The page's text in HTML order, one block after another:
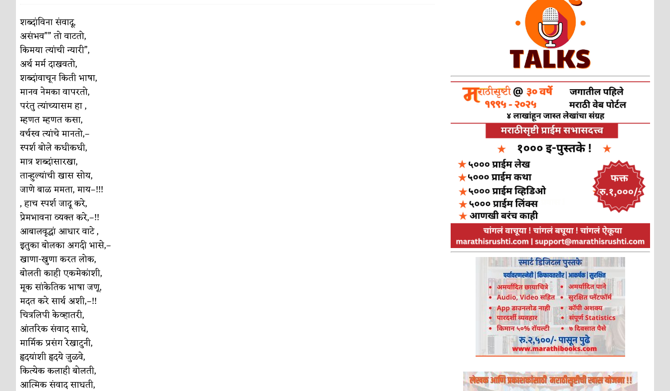
शपथ
पुस्तके बदलायची आहेत तुम्हाला!
किती घोषणांचा पाऊस होता
कसं हुईन तं हू माय…
चमकदार चांदी
डेंग्यू: ताप उतरला म्हणजे धोका टळला असे नाही!
४ जुलै – इतिहासात घडलेल्या महत्त्वाच्या घटना
सुवर्ण – झळाळी
‘अर्थ’पूर्ण हास्य
अष्टपैलू : खंडू रांगणेकर
अपूर्ण कथा
बुडीच खटलं – संयुक्त कुटुंब का गरजेचं?
शब्दांविना संवादू,
असंभव”” तो वाटतो,
किमया त्यांची न्यारी”,
अर्थ मर्म दाखवतो,
शब्दांवाचून किती भाषा,
मानव नेमका वापरतो,
परंतु त्यांच्यासम हा ,
म्हणत म्हणत कसा,
वर्चस्व त्यांचे मानतो,–
स्पर्श बोले कधीकधी,
मात्र शब्दांसारखा,
तान्हुल्यांची खास सोय,
जाणे बाळ ममता, माय–!!!
, हाच स्पर्श जादू करे,
प्रेमभावना व्यक्त करे,–!!
आबालवृद्धां आधार वाटे ,
इतुका बोलका अगदी भासे,–
खाणा-खुणा करत लोक,
बोलती काही एकमेकांशी,
मूक सांकेतिक भाषा जणू,
मदत करे सार्थ अशी,–!!
चित्रलिपी केव्हातरी,
आंतरिक संवाद साधे,
मार्मिक प्रसंग रेखाटुनी,
हृदयांशी हृदये जुळवे,
कित्येक कलाही बोलती,
आत्मिक संवाद साधती,